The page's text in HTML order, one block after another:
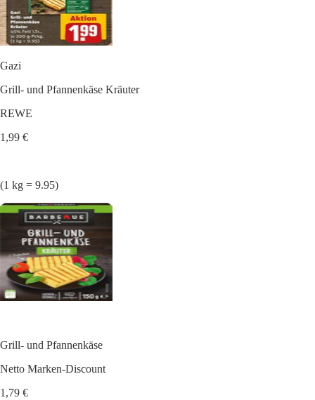
Gazi
Grill- und Pfannenkäse Kräuter
REWE
1,99 €
(1 kg = 9.95)
Grill- und Pfannenkäse
Netto Marken-Discount
1,79 €